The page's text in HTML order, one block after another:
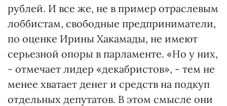
рублей. И все же, не в пример отраслевым
лоббистам, свободные предприниматели,
по оценке Ирины Хакамады, не имеют
серьезной опоры в парламенте. «Но у них,
- отмечает лидер «декабристов», - тем не
менее хватает денег и средств на подкуп
отдельных депутатов. В этом смысле они